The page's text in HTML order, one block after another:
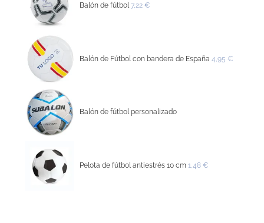
Balón de fútbol 7,22 €
Balón de Fútbol con bandera de España 4,95 €
Balón de fútbol personalizado
Pelota de fútbol antiestrés 10 cm 1,48 €